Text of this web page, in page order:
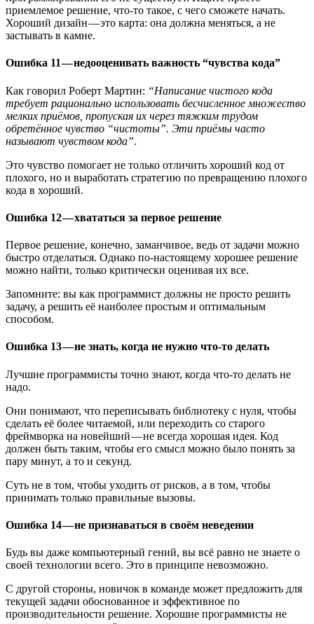
приемлемое решение, что-то такое, с чего сможете начать.
Хороший дизайн — это карта: она должна меняться, а не
застывать в камне.
Ошибка 11 — недооценивать важность “чувства кода”
Как говорил Роберт Мартин: “Написание чистого кода
требует рационально использовать бесчисленное множество
мелких приёмов, пропуская их через тяжким трудом
обретённое чувство “чистоты”. Эти приёмы часто
называют чувством кода”.
Это чувство помогает не только отличить хороший код от
плохого, но и выработать стратегию по превращению плохого
кода в хороший.
Ошибка 12 — хвататься за первое решение
Первое решение, конечно, заманчивое, ведь от задачи можно
быстро отделаться. Однако по-настоящему хорошее решение
можно найти, только критически оценивая их все.
Запомните: вы как программист должны не просто решить
задачу, а решить её наиболее простым и оптимальным
способом.
Ошибка 13 — не знать, когда не нужно что-то делать
Лучшие программисты точно знают, когда что-то делать не
надо.
Они понимают, что переписывать библиотеку с нуля, чтобы
сделать её более читаемой, или переходить со старого
фреймворка на новейший — не всегда хорошая идея. Код
должен быть таким, чтобы его смысл можно было понять за
пару минут, а то и секунд.
Суть не в том, чтобы уходить от рисков, а в том, чтобы
принимать только правильные вызовы.
Ошибка 14 — не признаваться в своём неведении
Будь вы даже компьютерный гений, вы всё равно не знаете о
своей технологии всего. Это в принципе невозможно.
С другой стороны, новичок в команде может предложить для
текущей задачи обоснованное и эффективное по
производительности решение. Хорошие программисты не